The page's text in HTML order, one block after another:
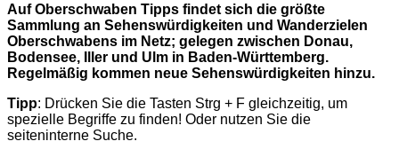
Auf Oberschwaben Tipps findet sich die größte
Sammlung an Sehenswürdigkeiten und Wanderzielen
Oberschwabens im Netz; gelegen zwischen Donau,
Bodensee, Iller und Ulm in Baden-Württemberg.
Regelmäßig kommen neue Sehenswürdigkeiten hinzu.
Tipp: Drücken Sie die Tasten Strg + F gleichzeitig, um
spezielle Begriffe zu finden! Oder nutzen Sie die
seiteninterne Suche.